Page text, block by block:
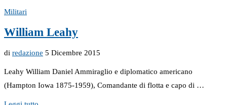
Militari
William Leahy
di redazione 5 Dicembre 2015
Leahy William Daniel Ammiraglio e diplomatico americano
(Hampton Iowa 1875-1959), Comandante di flotta e capo di …